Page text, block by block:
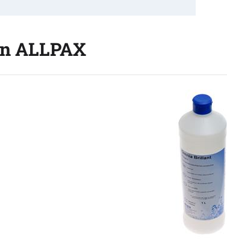
ALLPAX